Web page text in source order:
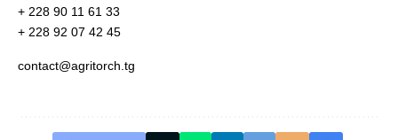
+ 228 90 11 61 33
+ 228 92 07 42 45
contact@agritorch.tg